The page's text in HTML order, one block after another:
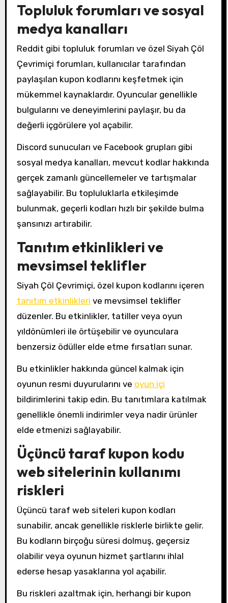
Topluluk forumları ve sosyal
medya kanalları
Reddit gibi topluluk forumları ve özel Siyah Çöl
Çevrimiçi forumları, kullanıcılar tarafından
paylaşılan kupon kodlarını keşfetmek için
mükemmel kaynaklardır. Oyuncular genellikle
bulgularını ve deneyimlerini paylaşır, bu da
değerli içgörülere yol açabilir.
Discord sunucuları ve Facebook grupları gibi
sosyal medya kanalları, mevcut kodlar hakkında
gerçek zamanlı güncellemeler ve tartışmalar
sağlayabilir. Bu topluluklarla etkileşimde
bulunmak, geçerli kodları hızlı bir şekilde bulma
şansınızı artırabilir.
Tanıtım etkinlikleri ve
mevsimsel teklifler
Siyah Çöl Çevrimiçi, özel kupon kodlarını içeren
tanıtım etkinlikleri ve mevsimsel teklifler
düzenler. Bu etkinlikler, tatiller veya oyun
yıldönümleri ile örtüşebilir ve oyunculara
benzersiz ödüller elde etme fırsatları sunar.
Bu etkinlikler hakkında güncel kalmak için
oyunun resmi duyurularını ve oyun içi
bildirimlerini takip edin. Bu tanıtımlara katılmak
genellikle önemli indirimler veya nadir ürünler
elde etmenizi sağlayabilir.
Üçüncü taraf kupon kodu
web sitelerinin kullanımı
riskleri
Üçüncü taraf web siteleri kupon kodları
sunabilir, ancak genellikle risklerle birlikte gelir.
Bu kodların birçoğu süresi dolmuş, geçersiz
olabilir veya oyunun hizmet şartlarını ihlal
ederse hesap yasaklarına yol açabilir.
Bu riskleri azaltmak için, herhangi bir kupon